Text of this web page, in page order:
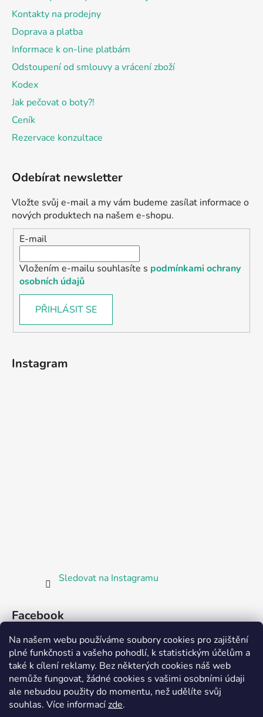
Na našem webu používáme soubory cookies pro zajištění
plné funkčnosti a vašeho pohodlí, k statistickým účelům a
také k cílení reklamy. Bez některých cookies náš web
nemůže fungovat, žádné cookies s vašimi osobními údaji
ale nebudou použity do momentu, než udělíte svůj
souhlas. Více informacízde.
Kontakty na prodejny
Doprava a platba
Informace k on-line platbám
Odstoupení od smlouvy a vrácení zboží
Kodex
Jak pečovat o boty?!
Ceník
Rezervace konzultace
Odebírat newsletter
Vložte svůj e-mail a my vám budeme zasílat informace o
nových produktech na našem e-shopu.
E-mail
Vložením e-mailu souhlasíte s podmínkami ochrany
osobních údajů
PŘIHLÁSIT SE
Instagram
Sledovat na Instagramu
Facebook
Partnerská prodejna Barefoot Plzeň